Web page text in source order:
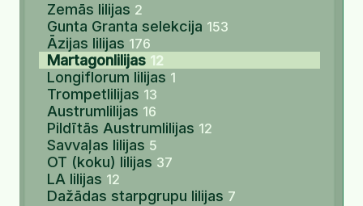
Zemās lilijas 2
Gunta Granta selekcija 153
Āzijas lilijas 176
Martagonlilijas 12
Longiflorum lilijas 1
Trompetlilijas 13
Austrumlilijas 16
Pildītās Austrumlilijas 12
Savvaļas lilijas 5
OT (koku) lilijas 37
LA lilijas 12
Dažādas starpgrupu lilijas 7